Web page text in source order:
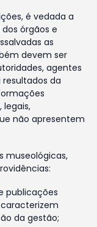
é vedada a
órgãos e
as
devem ser
agentes
resultados da
não apresentem
museológicas,
publicações
da gestão;